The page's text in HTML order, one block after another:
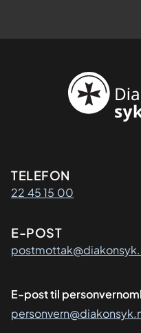
TELEFON
22 45 15 00
E-POST
E-post til